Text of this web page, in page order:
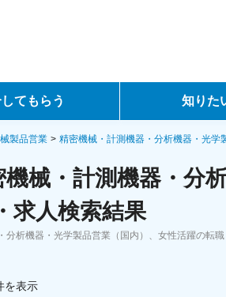
てもらう
トサービス
知りた
転職ノウハウ
データで見る転職
コラム・インタビ
製品営業 精密機械・計測機器・分析機器・光学
械・計測機器・分
求人検索結果
分析機器・光学製品営業（国内）、女性活躍の転
を表示